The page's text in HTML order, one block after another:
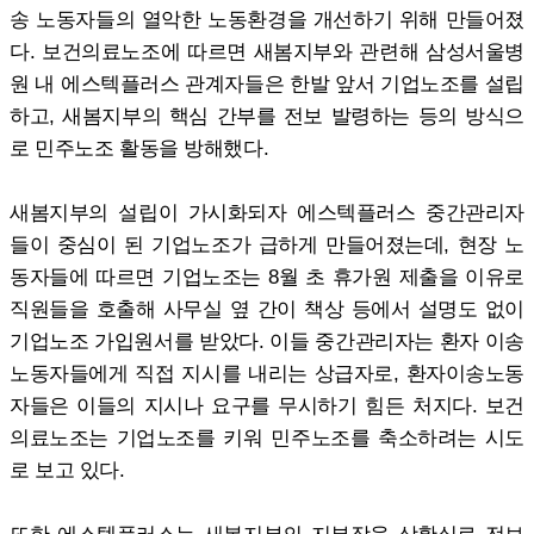
송 노동자들의 열악한 노동환경을 개선하기 위해 만들어졌
다. 보건의료노조에 따르면 새봄지부와 관련해 삼성서울병
원 내 에스텍플러스 관계자들은 한발 앞서 기업노조를 설립
하고, 새봄지부의 핵심 간부를 전보 발령하는 등의 방식으
로 민주노조 활동을 방해했다.
새봄지부의 설립이 가시화되자 에스텍플러스 중간관리자
들이 중심이 된 기업노조가 급하게 만들어졌는데, 현장 노
동자들에 따르면 기업노조는 8월 초 휴가원 제출을 이유로
직원들을 호출해 사무실 옆 간이 책상 등에서 설명도 없이
기업노조 가입원서를 받았다. 이들 중간관리자는 환자 이송
노동자들에게 직접 지시를 내리는 상급자로, 환자이송노동
자들은 이들의 지시나 요구를 무시하기 힘든 처지다. 보건
의료노조는 기업노조를 키워 민주노조를 축소하려는 시도
로 보고 있다.